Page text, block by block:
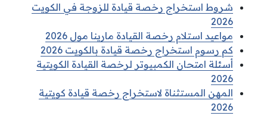
شروط استخراج رخصة قيادة للزوجة في الكويت
2026
مواعيد استلام رخصة القيادة مارينا مول 2026
كم رسوم استخراج رخصة قيادة بالكويت 2026
أسئلة امتحان الكمبيوتر لرخصة القيادة الكويتية
2026
المهن المستثناة لاستخراج رخصة قيادة كويتية
2026